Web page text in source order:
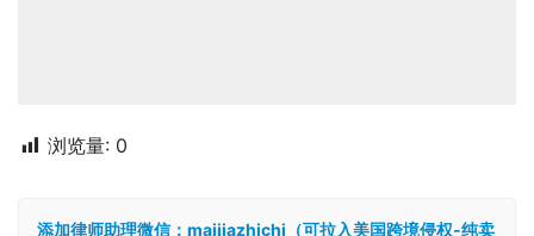
浏览量: 0
添加律师助理微信：maijiazhichi（可拉入美国跨境侵权-纯卖